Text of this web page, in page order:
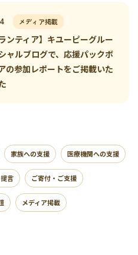
メディア掲載
ンティア】キユーピーグルー
ャルブログで、応援パックボ
の参加レポートをご掲載いた
家族への支援 医療機関への支援
言 ご寄付・ご支援
メディア掲載